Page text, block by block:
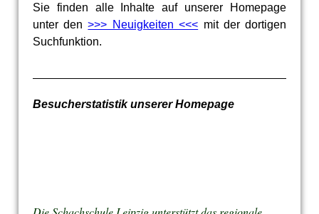
Sie finden alle Inhalte auf unserer Homepage
unter den>>> Neuigkeiten <<< mit der dortigen
Suchfunktion.
Besucherstatistik unserer Homepage